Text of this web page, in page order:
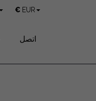
€ EUR
اتصل